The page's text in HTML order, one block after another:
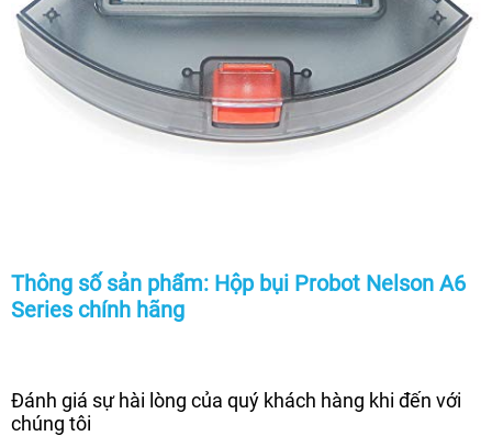
Thông số sản phẩm: Hộp bụi Probot Nelson A6
Series chính hãng
Đánh giá sự hài lòng của quý khách hàng khi đến với
chúng tôi